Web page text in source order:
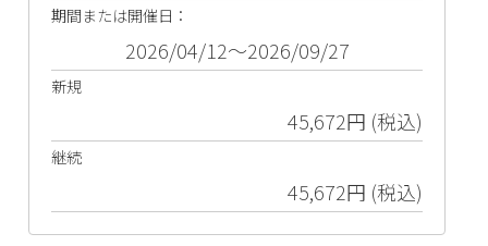
期間または開催日：
2026/04/12～2026/09/27
新規
45,672円 (税込)
継続
45,672円 (税込)